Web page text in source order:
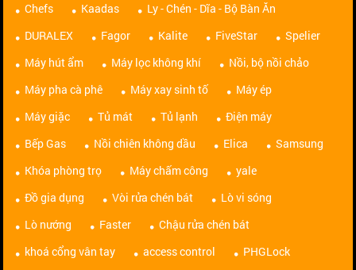
Chefs
Kaadas
Ly - Chén - Dĩa - Bộ Bàn Ăn
DURALEX
Fagor Kalite FiveStar
Spelier
Máy hút ẩm
Máy lọc không khí
Nồi, bộ nồi chảo
Máy pha cà phê
Máy xay sinh tố
Máy ép
Máy giặc
Tủ mát Tủ lạnh
Điện máy
Bếp Gas
Nồi chiên không dầu Elica
Samsung
Khóa phòng trọ
Máy chấm công
yale
Đồ gia dụng
Vòi rửa chén bát
Lò vi sóng
Lò nướng
Faster
Chậu rửa chén bát
khoá cổng vân tay
access control
PHGLock